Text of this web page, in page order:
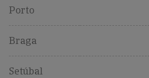
Porto
Braga
Setúbal